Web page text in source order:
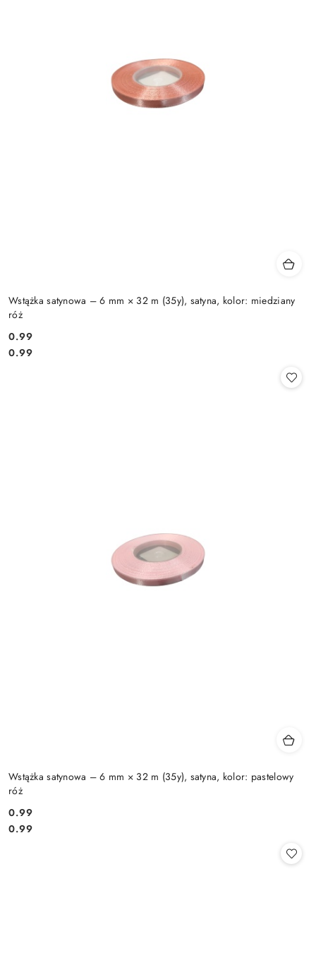
Wstążka satynowa – 6 mm × 32 m (35y), satyna, kolor: miedziany
róż
Cena:
0.99
Cena:
0.99
Wstążka satynowa – 6 mm × 32 m (35y), satyna, kolor: pastelowy
róż
Cena:
0.99
Cena:
0.99